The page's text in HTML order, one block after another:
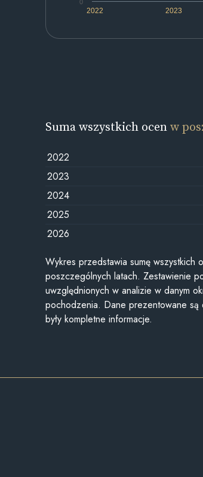
2022 2023
0
Suma wszystkich ocenw
2022
2023
2024
2025
2026
Wykres przedstawia sumę wszystkich
poszczególnych latach. Zestawienie
uwzględnionych w analizie w danym
pochodzenia. Dane prezentowane są
były kompletne informacje.